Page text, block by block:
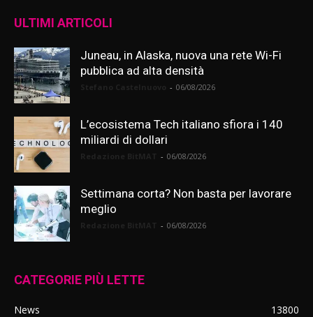
ULTIMI ARTICOLI
Juneau, in Alaska, nuova una rete Wi-Fi
pubblica ad alta densità
- 06/08/2026
L’ecosistema Tech italiano sfiora i 140
miliardi di dollari
- 06/08/2026
Settimana corta? Non basta per lavorare
meglio
- 06/08/2026
CATEGORIE PIÙ LETTE
News
13800